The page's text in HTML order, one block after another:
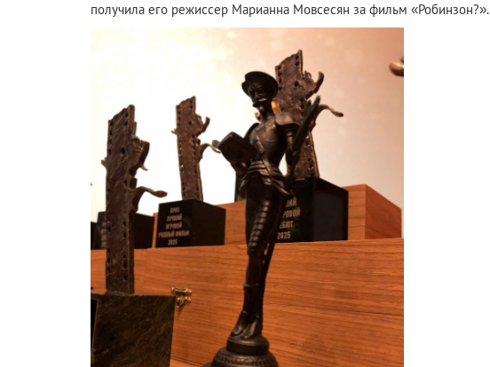
получила его режиссер Марианна Мовсесян за фильм «Робинзон?».